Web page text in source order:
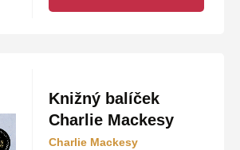
Knižný balíček
Charlie Mackesy
Charlie Mackesy